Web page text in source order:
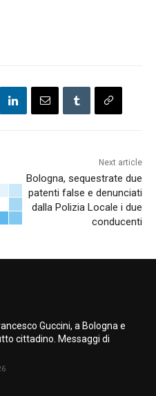
Next article
Bologna, sequestrate due
patenti false e denunciati
dalla Polizia Locale i due
conducenti
Guccini, a Bologna e
cittadino. Messaggi di